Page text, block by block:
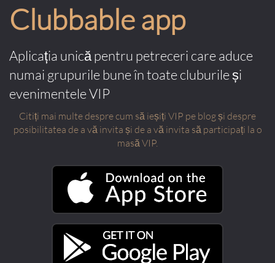
Clubbable app
Aplicația unică pentru petreceri care aduce
numai grupurile bune în toate cluburile și
evenimentele VIP
Citiți mai multe despre cum să ieșiți VIP pe blog și despre
posibilitatea de a vă invita și de a vă invita să participați la o
masă VIP.